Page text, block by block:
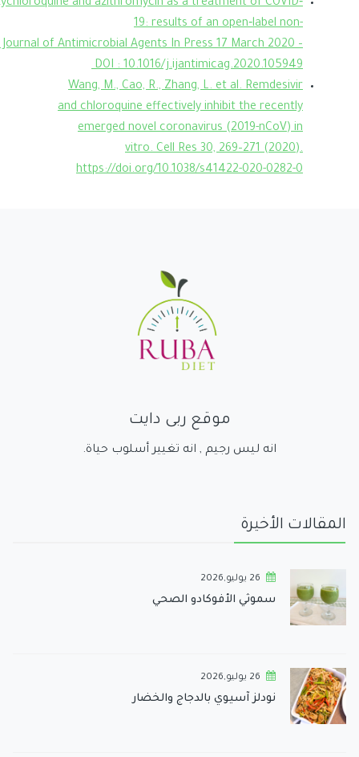
and azithromycin as a treatment of COVID‐
19: results of an open‐label non-
of Antimicrobial Agents In Press 17 March 2020 –
DOI : 10.1016/j.ijantimicag.2020.105949
Wang, M., Cao, R., Zhang, L. et al. Remdesivir
and chloroquine effectively inhibit the recently
emerged novel coronavirus (2019-nCoV) in
vitro. Cell Res 30, 269–271 (2020).
https://doi.org/10.1038/s41422-020-0282-0
موقع ربى دايت
انه ليس رجيم , انه تغيير أسلوب حياة.
المقالات الأخيرة
26 يوليو,2026
سموثي الأفوكادو الصحي
26 يوليو,2026
نودلز آسيوي بالدجاج والخضار